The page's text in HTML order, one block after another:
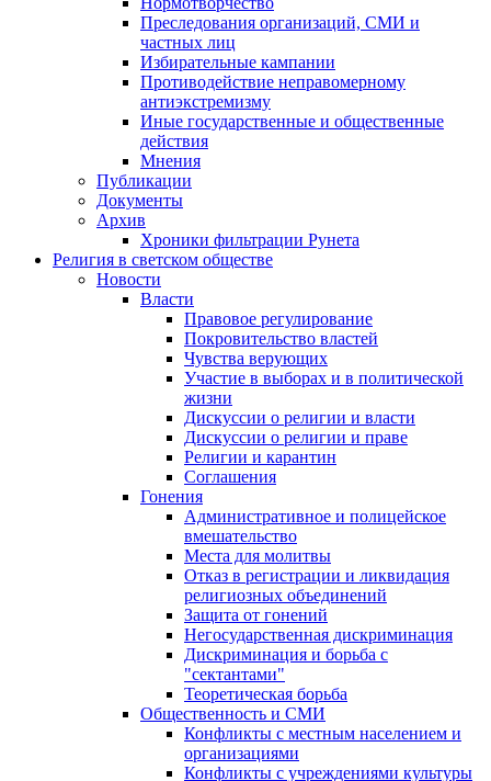
Преследования организаций, СМИ и
частных лиц
Избирательные кампании
Противодействие неправомерному
антиэкстремизму
Иные государственные и общественные
действия
Мнения
Публикации
Документы
Архив
Хроники фильтрации Рунета
Религия в светском обществе
Новости
Власти
Правовое регулирование
Покровительство властей
Чувства верующих
Участие в выборах и в политической
жизни
Дискуссии о религии и власти
Дискуссии о религии и праве
Религии и карантин
Соглашения
Гонения
Административное и полицейское
вмешательство
Места для молитвы
Отказ в регистрации и ликвидация
религиозных объединений
Защита от гонений
Негосударственная дискриминация
Дискриминация и борьба с
"сектантами"
Теоретическая борьба
Общественность и СМИ
Конфликты с местным населением и
организациями
Конфликты с учреждениями культуры